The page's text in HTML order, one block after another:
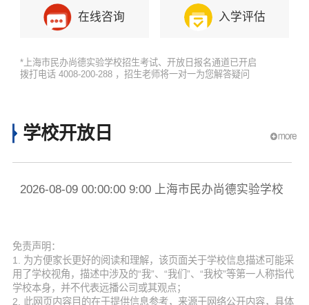
在线咨询 入学评估
*上海市民办尚德实验学校招生考试、开放日报名通道已开启
拨打电话 4008-200-288 ，招生老师将一对一为您解答疑问
学校开放日
2026-08-09 00:00:00 9:00 上海市民办尚德实验学校
免责声明：
1. 为方便家长更好的阅读和理解，该页面关于学校信息描述可能采
用了学校视角，描述中涉及的“我”、“我们”、“我校”等第一人称指代
学校本身，并不代表远播公司或其观点；
2. 此网页内容目的在于提供信息参考，来源于网络公开内容，具体